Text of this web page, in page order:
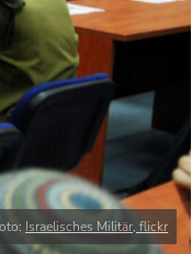
Israelisches Militär, flickr